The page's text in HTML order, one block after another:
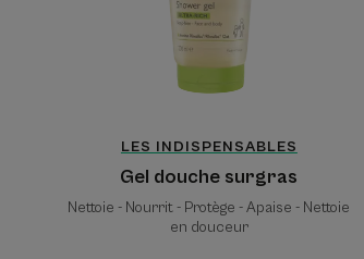
LES INDISPENSABLES
Gel douche surgras
Nettoie - Nourrit - Protège - Apaise - Nettoie
en douceur